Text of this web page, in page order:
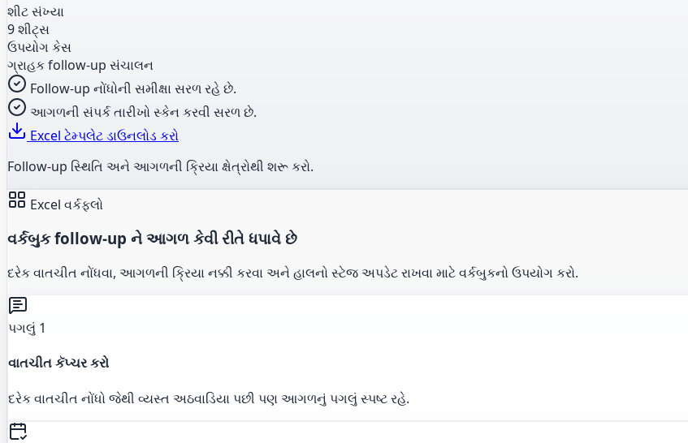
શીટ સંખ્યા
9 શીટ્સ
ઉપયોગ કેસ
ગ્રાહક follow-up સંચાલન
Follow-up નોંધોની સમીક્ષા સરળ રહે છે.
આગળની સંપર્ક તારીખો સ્કેન કરવી સરળ છે.
Excel ટેમ્પલેટ ડાઉનલોડ કરો
Follow-up સ્થિતિ અને આગળની ક્રિયા ક્ષેત્રોથી શરૂ કરો.
Excel વર્કફ્લો
વર્કબુક follow-up ને આગળ કેવી રીતે ધપાવે છે
દરેક વાતચીત નોંધવા, આગળની ક્રિયા નક્કી કરવા અને હાલનો સ્ટેજ અપડેટ રાખવા માટે વર્કબુકનો ઉપયોગ કરો.
પગલું 1
વાતચીત કૅપ્ચર કરો
દરેક વાતચીત નોંધો જેથી વ્યસ્ત અઠવાડિયા પછી પણ આગળનું પગલું સ્પષ્ટ રહે.